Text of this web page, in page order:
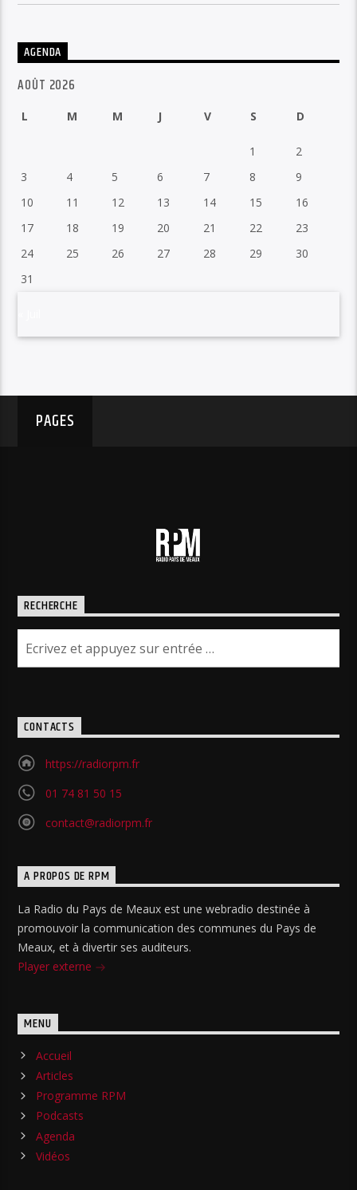
AGENDA
AOÛT 2026
L M M J V S D
1
2
3
4 5 6 7 8
9
10
11 12 13 14 15
16
17
18 19 20 21 22
23
24
25 26 27 28 29
30
31
PAGES
RECHERCHE
CONTACTS
https://radiorpm.fr
01 74 81 50 15
contact@radiorpm.fr
A PROPOS DE RPM
La Radio du Pays de Meaux est une webradio destinée à
promouvoir la communication des communes du Pays de
Meaux, et à divertir ses auditeurs.
Player externe
MENU
Accueil
Articles
Programme RPM
Podcasts
Agenda
Vidéos